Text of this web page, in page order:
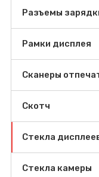
Разъемы
Рамки дисплея
Сканеры
Скотч
Стекла
Стекла камеры